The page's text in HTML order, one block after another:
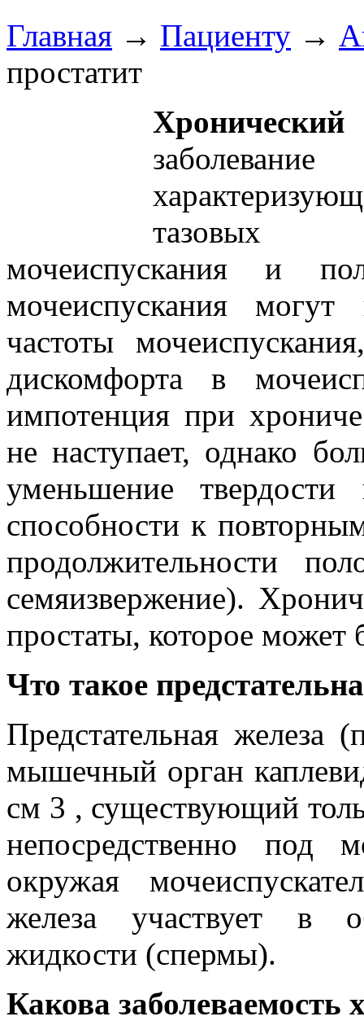
Главная → Пациенту →
простатит
тазовых
мочеиспускания и
мочеиспускания могут
частоты
дискомфорта в
импотенция при
не наступает, однако
уменьшение
способности к
продолжительности
семяизвержение).
простаты, которое
Что такое
Предстательная железа
мышечный орган
см 3 , существующий
непосредственно под
окружая
железа участвует в
жидкости (спермы).
Какова заболеваемость